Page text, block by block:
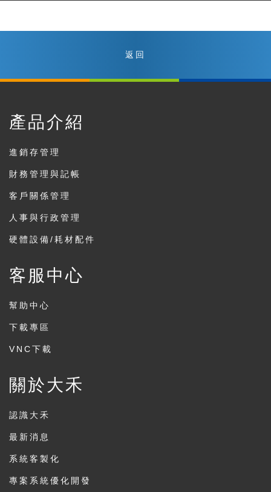
返回
產品介紹
進銷存管理
財務管理與記帳
客戶關係管理
人事與行政管理
硬體設備/耗材配件
客服中心
幫助中心
下載專區
VNC下載
關於大禾
認識大禾
最新消息
系統客製化
專案系統優化開發